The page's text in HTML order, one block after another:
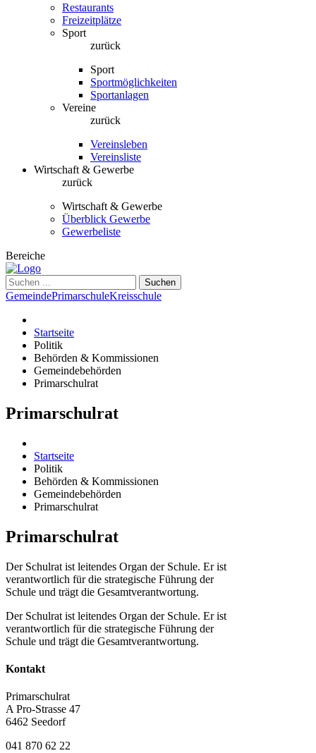
Restaurants
Freizeitplätze
Sport
zurück
Sport
Sportmöglichkeiten
Sportanlagen
Vereine
zurück
Vereinsleben
Vereinsliste
Wirtschaft & Gewerbe
zurück
Wirtschaft & Gewerbe
Überblick Gewerbe
Gewerbeliste
Bereiche
Suchen
GemeindePrimarschuleKreisschule
Startseite
Politik
Behörden & Kommissionen
Gemeindebehörden
Primarschulrat
Primarschulrat
Startseite
Politik
Behörden & Kommissionen
Gemeindebehörden
Primarschulrat
Primarschulrat
Der Schulrat ist leitendes Organ der Schule. Er ist
verantwortlich für die strategische Führung der
Schule und trägt die Gesamtverantwortung.
Der Schulrat ist leitendes Organ der Schule. Er ist
verantwortlich für die strategische Führung der
Schule und trägt die Gesamtverantwortung.
Kontakt
Primarschulrat
A Pro-Strasse 47
6462 Seedorf
041 870 62 22